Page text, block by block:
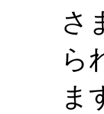
さ
ら
ま